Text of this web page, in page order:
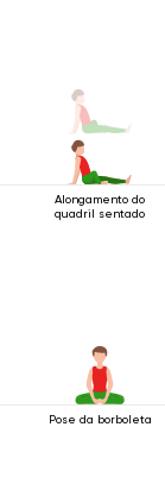
Alongamento do
quadril sentado
Pose da borboleta